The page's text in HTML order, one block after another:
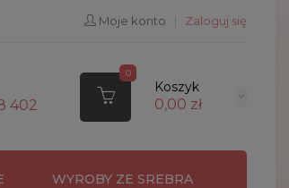
Moje konto Zaloguj się
402
0
Koszyk
0,00 zł
WYROBY ZE SREBRA